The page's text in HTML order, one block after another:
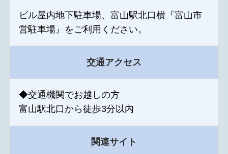
ビル屋内地下駐車場、富山駅北口横『富山市
営駐車場』をご利用ください。
交通アクセス
◆交通機関でお越しの方
富山駅北口から徒歩3分以内
関連サイト